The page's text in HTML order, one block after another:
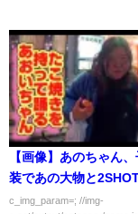
【画像】あのちゃん
装であの大物と
c_img_param=; //img-